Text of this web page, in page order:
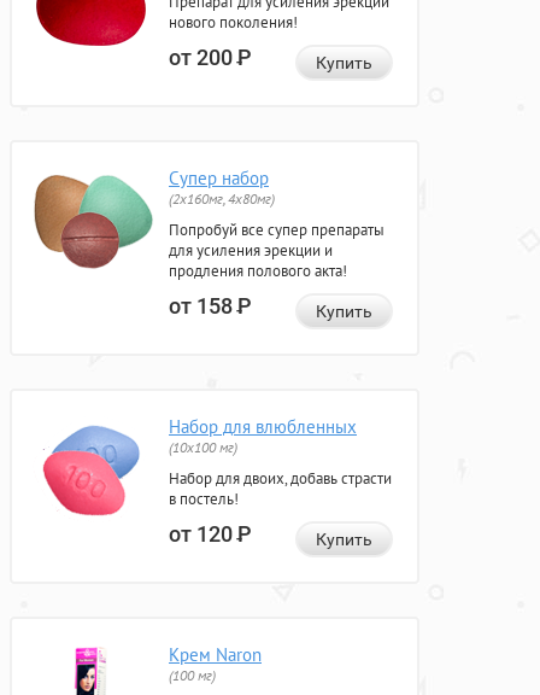
нового поколения!
от 200Р Купить
Супер набор
(2х160мг, 4х80мг)
Попробуй все супер препараты
для усиления эрекции и
продления полового акта!
от 158Р Купить
Набор для влюбленных
(10х100 мг)
Набор для двоих, добавь страсти
в постель!
от 120Р Купить
Крем Naron
(100 мг)